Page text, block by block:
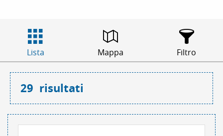
Lista Mappa Filtro
29 risultati